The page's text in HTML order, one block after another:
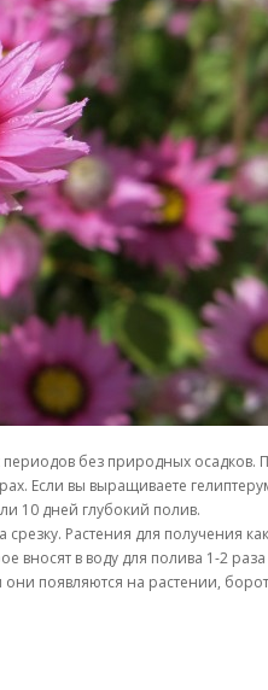
без природных
Если вы выращиваете
10 дней глубокий полив.
Растения для получения
в воду для полива 1-2
появляются на растении,